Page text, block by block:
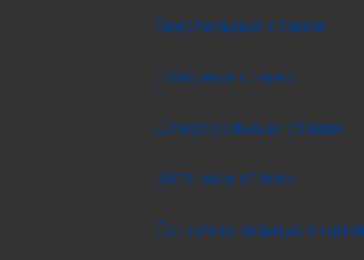
Сверлильные станки
Лазерные станки
Шлифовальные станки
Заточные станки
Ленточнопильные станки